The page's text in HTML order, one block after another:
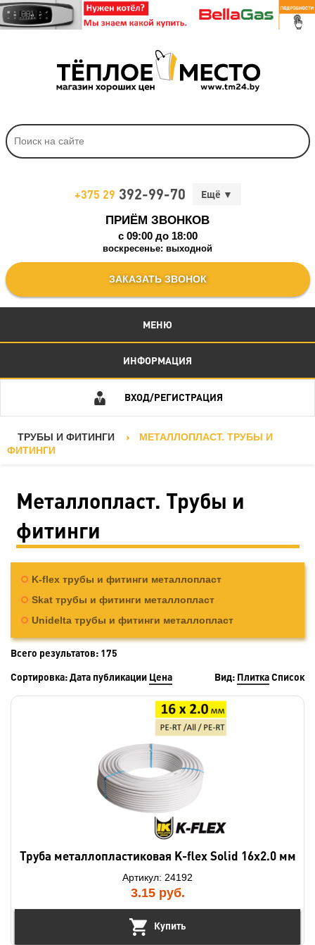
+375 29 392-99-70
ПРИЁМ ЗВОНКОВ
c 09:00 до 18:00
воскресенье: выходной
ЗАКАЗАТЬ ЗВОНОК
МЕНЮ
ИНФОРМАЦИЯ
ВХОД/РЕГИСТРАЦИЯ
ТРУБЫ И ФИТИНГИ
МЕТАЛЛОПЛАСТ. ТРУБЫ И
ФИТИНГИ
Металлопласт. Трубы и
фитинги
K-flex трубы и фитинги металлопласт
Skat трубы и фитинги металлопласт
Unidelta трубы и фитинги металлопласт
Всего результатов: 175
Сортировка:Дата публикации Цена Вид: ПлиткаСписок
Труба металлопластиковая K-flex Solid 16х2.0 мм
Артикул: 24192
3.15 руб.
Купить